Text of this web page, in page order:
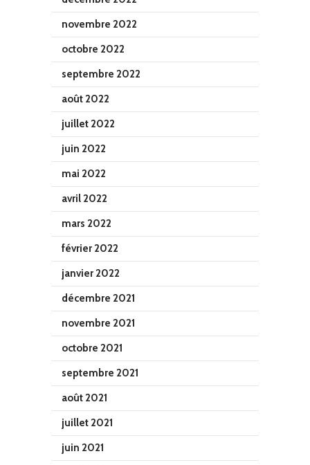
novembre 2022
octobre 2022
septembre 2022
août 2022
juillet 2022
juin 2022
mai 2022
avril 2022
mars 2022
février 2022
janvier 2022
décembre 2021
novembre 2021
octobre 2021
septembre 2021
août 2021
juillet 2021
juin 2021